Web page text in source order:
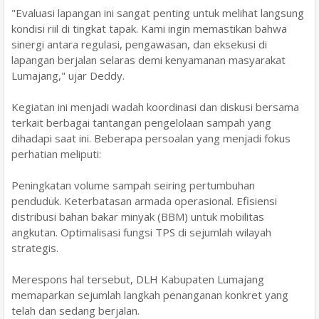
"Evaluasi lapangan ini sangat penting untuk melihat langsung
kondisi riil di tingkat tapak. Kami ingin memastikan bahwa
sinergi antara regulasi, pengawasan, dan eksekusi di
lapangan berjalan selaras demi kenyamanan masyarakat
Lumajang," ujar Deddy.
Kegiatan ini menjadi wadah koordinasi dan diskusi bersama
terkait berbagai tantangan pengelolaan sampah yang
dihadapi saat ini. Beberapa persoalan yang menjadi fokus
perhatian meliputi:
Peningkatan volume sampah seiring pertumbuhan
penduduk. Keterbatasan armada operasional. Efisiensi
distribusi bahan bakar minyak (BBM) untuk mobilitas
angkutan. Optimalisasi fungsi TPS di sejumlah wilayah
strategis.
Merespons hal tersebut, DLH Kabupaten Lumajang
memaparkan sejumlah langkah penanganan konkret yang
telah dan sedang berjalan.